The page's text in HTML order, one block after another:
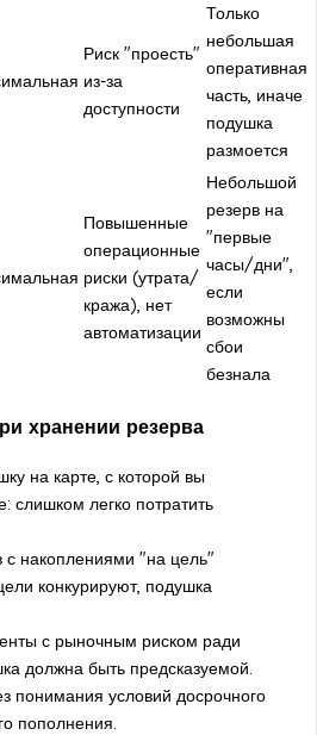
Риск "проесть"
из-за
доступности
Только
небольшая
оперативная
часть, иначе
подушка
размоется
Повышенные
операционные
риски (утрата/
кража), нет
автоматизации
Небольшой
резерв на
"первые
часы/дни",
если
возможны
сбои
безнала
хранении резерва
на карте, с которой вы
слишком легко потратить
накоплениями "на цель"
конкурируют, подушка
с рыночным риском ради
должна быть предсказуемой.
понимания условий досрочного
пополнения.